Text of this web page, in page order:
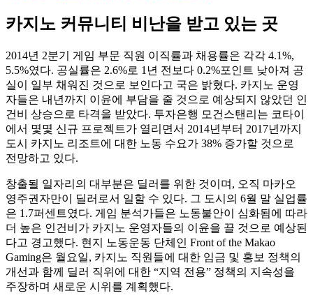
카지노 커뮤니티 비난을 받고 있는 곳
2014년 2분기 게임 부문 직원 이직률과 채용률은 각각 4.1%,
5.5%였다. 공실률은 2.6%로 1년 전보다 0.2%포인트 낮아져 공
실이 일부 채워진 것으로 보인다고 국은 밝혔다. 카지노 운영
자들은 내년까지 이윤에 부담을 줄 것으로 예상되지 않았던 인
건비 상승으로 타격을 받았다. 투자은행 모건스탠리는 코타이
에서 몇몇 신규 프로젝트가 열리면서 2014년부터 2017년까지
도시 카지노 리조트에 대한 노동 수요가 38% 증가할 것으로
전망하고 있다.
창출될 일자리의 대부분은 딜러를 위한 것이며, 오직 마카오
영주권자만이 딜러로서 일할 수 있다. 그 도시의 6월 말 실업률
은 1.7퍼센트였다. 게임 분석가들은 노동불안이 심화됨에 따라
더 높은 인건비가 카지노 운영자들의 이윤을 끌 것으로 예상된
다고 경고했다. 현지 노동운동 단체인 Front of the Makao
Gaming은 월요일, 카지노 직원들에 대한 임금 및 홍보 정책의
개선과 함께 딜러 직위에 대한 “지역 전용” 정책의 지속성을
주장하며 새로운 시위를 계획했다.